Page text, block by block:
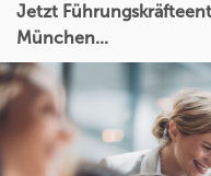
Jetzt
München...